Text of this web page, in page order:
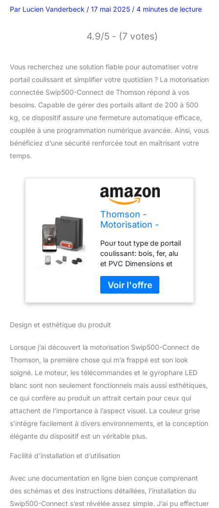
Par Lucien Vanderbeck / 17 mai 2025 / 4 minutes de lecture
4.9/5 - (7 votes)
Vous recherchez une solution fiable pour automatiser votre
portail coulissant et simplifier votre quotidien ? La motorisation
connectée Swip500-Connect de Thomson répond à vos
besoins. Capable de gérer des portails allant de 200 à 500
kg, ce dispositif assure une fermeture automatique efficace,
couplée à une programmation numérique avancée. Ainsi, vous
bénéficiez d’une sécurité renforcée tout en maîtrisant votre
temps.
Thomson -
Motorisation -
Motorisation
connectée, Portail
Coulissant, Gris,
200kg & 500kg,
Fermeture portail
automatique,
programation
510064
Pour tout type de portail
coulissant: bois, fer, alu
et PVC Dimensions et
maxi Ouverture du portail
à distance avec la
télécommande et le
vers la droite ou vers la
progressif et ralenti fin de
course Réglage de la
force, vitesse,
accélération
Déverrouillage manuel du
moteur par clé Fermeture
du portail automatique
(après temporisation) ou
semi automatique (on
referme le portail en
télécommande) Passage
du portail Arrêt
automatique du portail
en cas d’obstacle
Design et esthétique du produit
Lorsque j’ai découvert la motorisation Swip500-Connect de
Thomson, la première chose qui m’a frappé est son look
soigné. Le moteur, les télécommandes et le gyrophare LED
blanc sont non seulement fonctionnels mais aussi esthétiques,
ce qui confère au produit un attrait certain pour ceux qui
attachent de l’importance à l’aspect visuel. La couleur grise
s’intègre facilement à divers environnements, et la conception
élégante du dispositif est un véritable plus.
Facilité d’installation et d’utilisation
Avec une documentation en ligne bien conçue comprenant
des schémas et des instructions détaillées, l’installation du
Swip500-Connect s’est révélée assez simple. J’ai pu effectuer